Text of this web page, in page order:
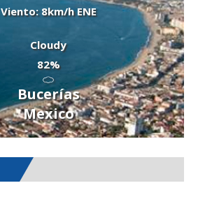
Viento: 8km/h ENE
Cloudy
82%
Bucerías
Mexico